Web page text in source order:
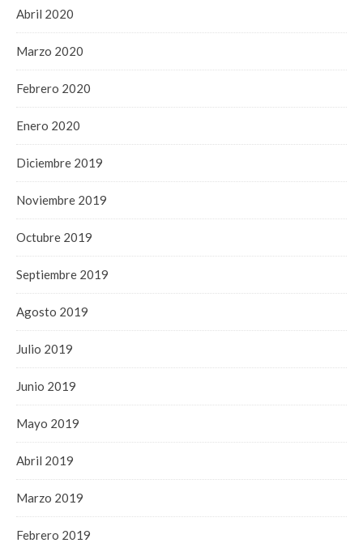
Abril 2020
Marzo 2020
Febrero 2020
Enero 2020
Diciembre 2019
Noviembre 2019
Octubre 2019
Septiembre 2019
Agosto 2019
Julio 2019
Junio 2019
Mayo 2019
Abril 2019
Marzo 2019
Febrero 2019